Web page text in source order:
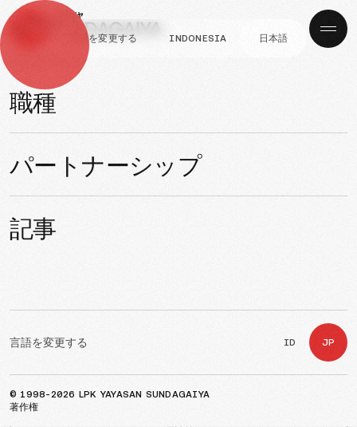
言語を変更する INDONESIA 日本語
ナビゲーション
職種
パートナーシップ
記事
言語を変更する ID JP
© 1998-2026 LPK YAYASAN SUNDAGAIYA
著作権
パートナーシップ
協定済み
管理団体一覧
実習先企業一覧
YDH 協同組合
組合名